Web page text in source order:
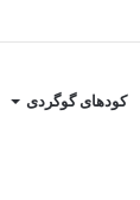
کودهای گوگردی